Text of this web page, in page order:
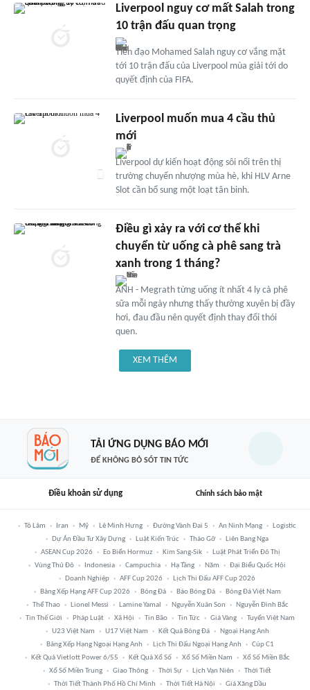
Liverpool nguy cơ mất Salah trong
10 trận đấu quan trọng
Tiền đạo Mohamed Salah nguy cơ vắng mặt
tới 10 trận đấu của Liverpool mùa giải tới do
quyết định của FIFA.
Liverpool muốn mua 4 cầu thủ
mới
Liverpool dự kiến hoạt động sôi nổi trên thị
trường chuyển nhượng mùa hè, khi HLV Arne
Slot cần bổ sung một loạt tân binh.
Điều gì xảy ra với cơ thể khi
chuyển từ uống cà phê sang trà
xanh trong 1 tháng?
ANH - Megrath từng uống ít nhất 4 ly cà phê
sữa mỗi ngày nhưng thấy thường xuyên bị đầy
hơi, đau đầu nên quyết định thay đổi thói
quen.
XEM THÊM
TẢI ỨNG DỤNG BÁO MỚI
ĐỂ KHÔNG BỎ SÓT TIN TỨC
Điều khoản sử dụng Chính sách bảo mật
Tô Lâm Iran Mỹ Lê Minh Hưng Đường Vành Đai 5 An Ninh Mạng
Logistic
Dự Án Đầu Tư Xây Dựng
Luật Kiến Trúc Tháo Gỡ
Liên Bang Nga
ASEAN Cup 2026
Eo Biển Hormuz Kim Sang-Sik
Luật Phát Triển Đô Thị
Vùng Thủ Đô
Indonesia Campuchia Hạ Tầng Năm
Đại Biểu Quốc Hội
Doanh Nghiệp
AFF Cup 2026
Lịch Thi Đấu AFF Cup 2026
Bảng Xếp Hạng AFF Cup 2026
Bóng Đá Báo Bóng Đá
Bóng Đá Việt Nam
Thể Thao
Lionel Messi Lamine Yamal Nguyễn Xuân Son
Nguyễn Đình Bắc
Tin Thế Giới
Pháp Luật Xã Hội Tin Bão Tin Tức Giá Vàng
Tuyển Việt Nam
U23 Việt Nam
U17 Việt Nam Kết Quả Bóng Đá
Ngoại Hạng Anh
Bảng Xếp Hạng Ngoại Hạng Anh
Lịch Thi Đấu Ngoại Hạng Anh
Cúp C1
Kết Quả Vietlott Power 6/55
Kết Quả Xổ Số Xổ Số Miền Nam
Xổ Số Miền Bắc
Xổ Số Miền Trung
Giao Thông Thời Sự Lịch Vạn Niên
Thời Tiết
Thời Tiết Thành Phố Hồ Chí Minh
Thời Tiết Hà Nội Giá Xăng Dầu